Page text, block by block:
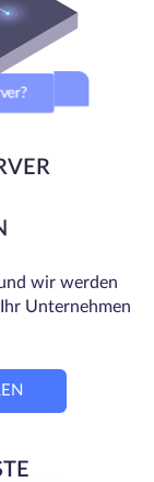
wir werden
Unternehmen